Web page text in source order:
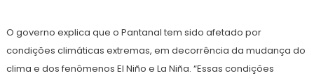
O governo explica que o Pantanal tem sido afetado por
condições climáticas extremas, em decorrência da mudança do
clima e dos fenômenos El Niño e La Niña. “Essas condições